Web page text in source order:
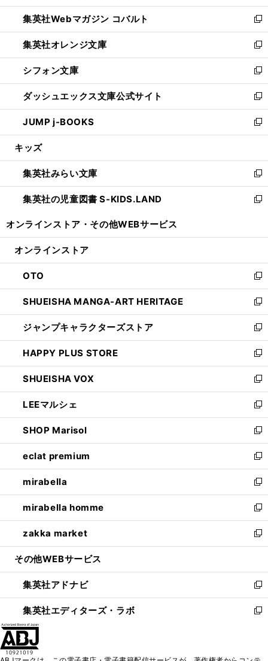
開
く
ウ
で
開
く
ン
ド
ウ
で
開
く
ウ
ィ
ン
ド
ウ
で
開
く
集英社Webマガジン コバルト
新
し
い
ウ
ィ
ン
ド
ウ
で
開
集英社オレンジ文庫
新
し
い
ウ
ィ
ン
ド
ウ
開
く
シフォン文庫
新
し
い
ウ
ィ
ン
ウ
で
開
く
ダッシュエックス文庫公式サイト
新
し
い
ウ
ン
ド
ウ
で
JUMP j-BOOKS
新
し
ウ
ィ
ン
ド
開
キッズ
集英社みらい文庫
新
し
い
ン
ウ
で
開
く
集英社の児童図書 S-KIDS.LAND
新
ウ
ン
ド
ウ
で
開
く
オンラインストア・ その他WEBサービス
オンラインストア
OTO
新
し
い
ウ
ィ
ン
ド
ウ
で
開
く
SHUEISHA MANGA-ART HERITAGE
新
し
い
ウ
ィ
ン
ド
ウ
で
開
く
ジャンプキャラクターズストア
新
し
い
ウ
ィ
ン
ド
ウ
で
開
く
HAPPY PLUS STORE
新
し
い
ウ
ィ
ン
ド
ウ
で
開
く
SHUEISHA VOX
新
し
い
ウ
ィ
ン
ド
ウ
で
開
く
LEEマルシェ
新
し
い
ウ
ィ
ン
ド
ウ
で
開
く
SHOP Marisol
新
し
い
ウ
ィ
ン
ド
ウ
で
開
eclat premium
新
し
い
ウ
ィ
ン
ド
ウ
開
く
mirabella
新
し
い
ウ
ィ
ン
ウ
で
開
く
mirabella homme
新
し
い
ウ
ン
ド
ウ
で
zakka market
新
し
ウ
ィ
ン
ド
その他WEBサービス
集英社アドナビ
新
し
い
集英社エディターズ・ラボ
新